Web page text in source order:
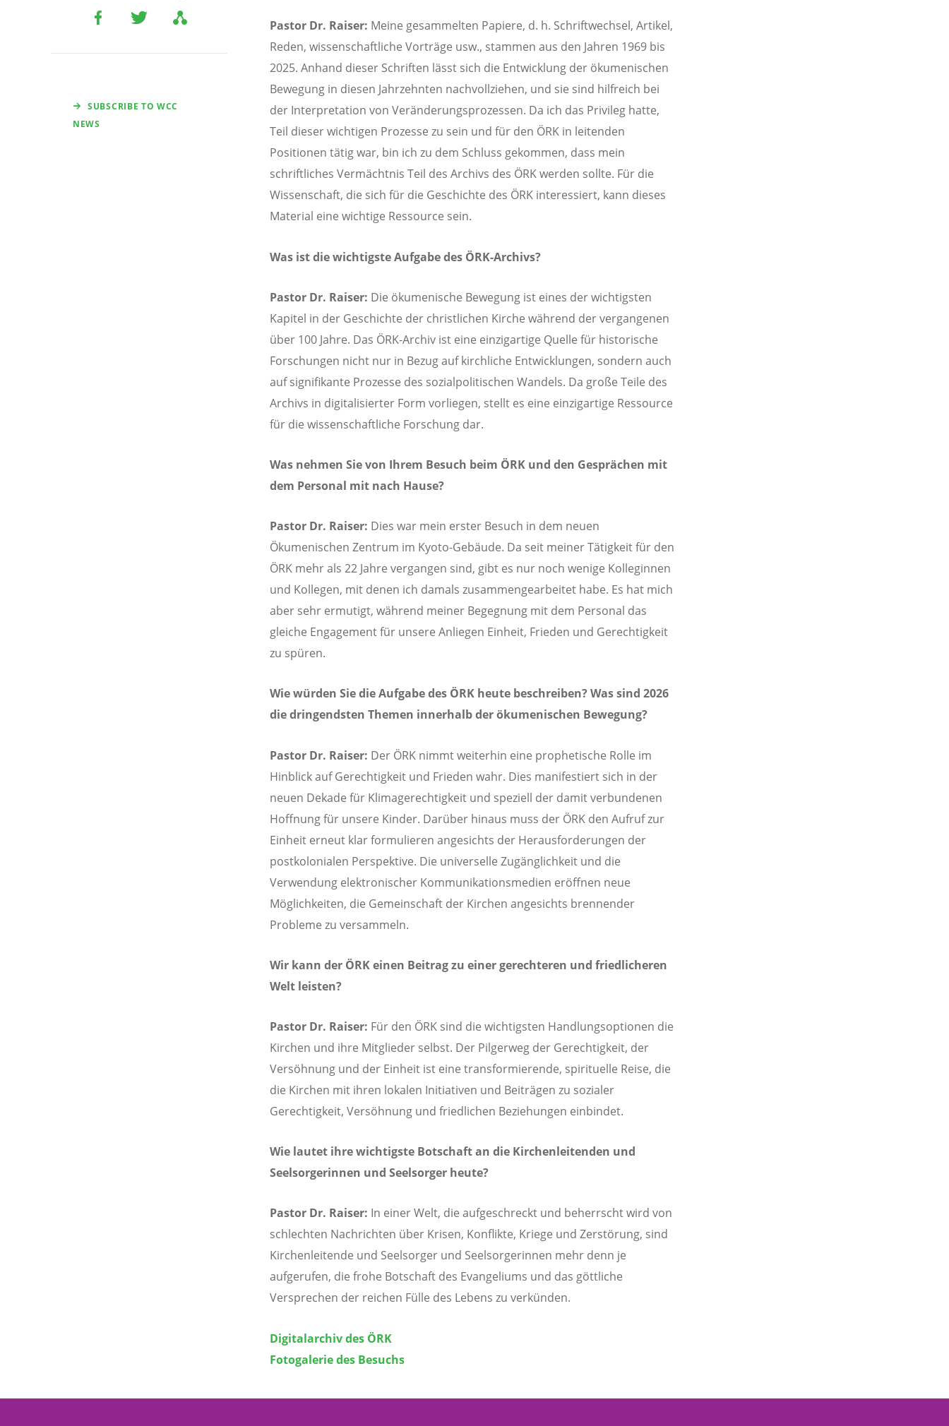
SUBSCRIBE TO WCC
NEWS
Pastor Dr. Raiser: Meine gesammelten Papiere, d. h. Schriftwechsel, Artikel,
Reden, wissenschaftliche Vorträge usw., stammen aus den Jahren 1969 bis
2025. Anhand dieser Schriften lässt sich die Entwicklung der ökumenischen
Bewegung in diesen Jahrzehnten nachvollziehen, und sie sind hilfreich bei
der Interpretation von Veränderungsprozessen. Da ich das Privileg hatte,
Teil dieser wichtigen Prozesse zu sein und für den ÖRK in leitenden
Positionen tätig war, bin ich zu dem Schluss gekommen, dass mein
schriftliches Vermächtnis Teil des Archivs des ÖRK werden sollte. Für die
Wissenschaft, die sich für die Geschichte des ÖRK interessiert, kann dieses
Material eine wichtige Ressource sein.
Was ist die wichtigste Aufgabe des ÖRK-Archivs?
Pastor Dr. Raiser: Die ökumenische Bewegung ist eines der wichtigsten
Kapitel in der Geschichte der christlichen Kirche während der vergangenen
über 100 Jahre. Das ÖRK-Archiv ist eine einzigartige Quelle für historische
Forschungen nicht nur in Bezug auf kirchliche Entwicklungen, sondern auch
auf signifikante Prozesse des sozialpolitischen Wandels. Da große Teile des
Archivs in digitalisierter Form vorliegen, stellt es eine einzigartige Ressource
für die wissenschaftliche Forschung dar.
Was nehmen Sie von Ihrem Besuch beim ÖRK und den Gesprächen mit
dem Personal mit nach Hause?
Pastor Dr. Raiser: Dies war mein erster Besuch in dem neuen
Ökumenischen Zentrum im Kyoto-Gebäude. Da seit meiner Tätigkeit für den
ÖRK mehr als 22 Jahre vergangen sind, gibt es nur noch wenige Kolleginnen
und Kollegen, mit denen ich damals zusammengearbeitet habe. Es hat mich
aber sehr ermutigt, während meiner Begegnung mit dem Personal das
gleiche Engagement für unsere Anliegen Einheit, Frieden und Gerechtigkeit
zu spüren.
Wie würden Sie die Aufgabe des ÖRK heute beschreiben? Was sind 2026
die dringendsten Themen innerhalb der ökumenischen Bewegung?
Pastor Dr. Raiser: Der ÖRK nimmt weiterhin eine prophetische Rolle im
Hinblick auf Gerechtigkeit und Frieden wahr. Dies manifestiert sich in der
neuen Dekade für Klimagerechtigkeit und speziell der damit verbundenen
Hoffnung für unsere Kinder. Darüber hinaus muss der ÖRK den Aufruf zur
Einheit erneut klar formulieren angesichts der Herausforderungen der
postkolonialen Perspektive. Die universelle Zugänglichkeit und die
Verwendung elektronischer Kommunikationsmedien eröffnen neue
Möglichkeiten, die Gemeinschaft der Kirchen angesichts brennender
Probleme zu versammeln.
Wir kann der ÖRK einen Beitrag zu einer gerechteren und friedlicheren
Welt leisten?
Pastor Dr. Raiser: Für den ÖRK sind die wichtigsten Handlungsoptionen die
Kirchen und ihre Mitglieder selbst. Der Pilgerweg der Gerechtigkeit, der
Versöhnung und der Einheit ist eine transformierende, spirituelle Reise, die
die Kirchen mit ihren lokalen Initiativen und Beiträgen zu sozialer
Gerechtigkeit, Versöhnung und friedlichen Beziehungen einbindet.
Wie lautet ihre wichtigste Botschaft an die Kirchenleitenden und
Seelsorgerinnen und Seelsorger heute?
Pastor Dr. Raiser: In einer Welt, die aufgeschreckt und beherrscht wird von
schlechten Nachrichten über Krisen, Konflikte, Kriege und Zerstörung, sind
Kirchenleitende und Seelsorger und Seelsorgerinnen mehr denn je
aufgerufen, die frohe Botschaft des Evangeliums und das göttliche
Versprechen der reichen Fülle des Lebens zu verkünden.
Digitalarchiv des ÖRK
Fotogalerie des Besuchs